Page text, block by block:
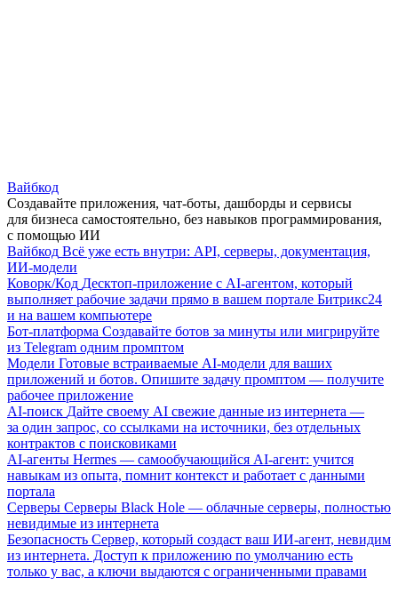
Вайбкод
Создавайте приложения, чат-боты, дашборды и сервисы
для бизнеса самостоятельно, без навыков программирования,
с помощью ИИ
Вайбкод Всё уже есть внутри: API, серверы, документация,
ИИ-модели
Коворк/Код Десктоп-приложение с AI-агентом, который
выполняет рабочие задачи прямо в вашем портале Битрикс24
и на вашем компьютере
Бот-платформа Создавайте ботов за минуты или мигрируйте
из Telegram одним промптом
Модели Готовые встраиваемые AI-модели для ваших
приложений и ботов. Опишите задачу промптом — получите
рабочее приложение
AI-поиск Дайте своему AI свежие данные из интернета —
за один запрос, со ссылками на источники, без отдельных
контрактов с поисковиками
AI-агенты Hermes — самообучающийся AI-агент: учится
навыкам из опыта, помнит контекст и работает с данными
портала
Серверы Серверы Black Hole — облачные серверы, полностью
невидимые из интернета
Безопасность Сервер, который создаст ваш ИИ-агент, невидим
из интернета. Доступ к приложению по умолчанию есть
только у вас, а ключи выдаются с ограниченными правами